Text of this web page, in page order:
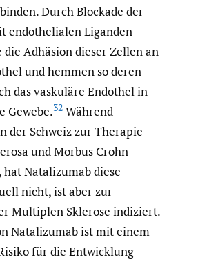
Durch Blockade der
endothelialen Liganden
Adhäsion dieser Zellen an
und hemmen so deren
das vaskuläre Endothel in
Gewebe.32 Während
der Schweiz zur Therapie
und Morbus Crohn
hat Natalizumab diese
nicht, ist aber zur
Multiplen Sklerose indiziert.
Natalizumab ist mit einem
für die Entwicklung